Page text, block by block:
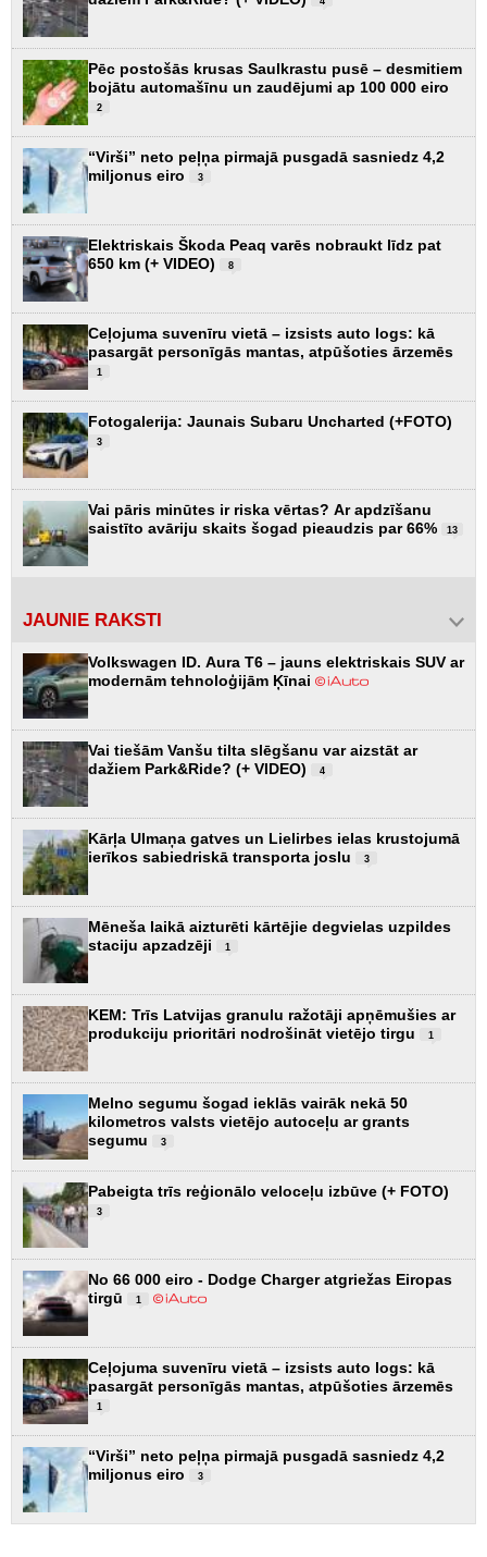
Pēc postošās krusas Saulkrastu pusē – desmitiem
bojātu automašīnu un zaudējumi ap 100 000 eiro
2
“Virši” neto peļņa pirmajā pusgadā sasniedz 4,2
miljonus eiro
3
Elektriskais Škoda Peaq varēs nobraukt līdz pat
650 km (+ VIDEO)
8
Ceļojuma suvenīru vietā – izsists auto logs: kā
pasargāt personīgās mantas, atpūšoties ārzemēs
1
Fotogalerija: Jaunais Subaru Uncharted (+FOTO)
3
Vai pāris minūtes ir riska vērtas? Ar apdzīšanu
saistīto avāriju skaits šogad pieaudzis par 66%
13
JAUNIE RAKSTI
Volkswagen ID. Aura T6 – jauns elektriskais SUV ar
modernām tehnoloģijām Ķīnai
Vai tiešām Vanšu tilta slēgšanu var aizstāt ar
dažiem Park&Ride? (+ VIDEO)
4
Kārļa Ulmaņa gatves un Lielirbes ielas krustojumā
ierīkos sabiedriskā transporta joslu
3
Mēneša laikā aizturēti kārtējie degvielas uzpildes
staciju apzadzēji
1
KEM: Trīs Latvijas granulu ražotāji apņēmušies ar
produkciju prioritāri nodrošināt vietējo tirgu
1
Melno segumu šogad ieklās vairāk nekā 50
kilometros valsts vietējo autoceļu ar grants
segumu
3
Pabeigta trīs reģionālo veloceļu izbūve (+ FOTO)
3
No 66 000 eiro - Dodge Charger atgriežas Eiropas
tirgū
1
Ceļojuma suvenīru vietā – izsists auto logs: kā
pasargāt personīgās mantas, atpūšoties ārzemēs
1
“Virši” neto peļņa pirmajā pusgadā sasniedz 4,2
miljonus eiro
3